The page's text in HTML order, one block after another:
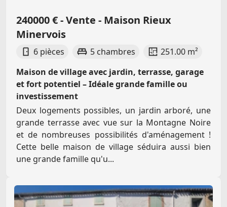
240000 € - Vente - Maison Rieux
Minervois
6 pièces 5 chambres
251.00 m²
Maison de village avec jardin, terrasse, garage
et fort potentiel – Idéale grande famille ou
investissement
Deux logements possibles, un jardin arboré, une
grande terrasse avec vue sur la Montagne Noire
et de nombreuses possibilités d'aménagement !
Cette belle maison de village séduira aussi bien
une grande famille qu'u...